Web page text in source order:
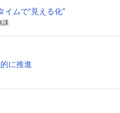
ムで“見える化”
課
に推進